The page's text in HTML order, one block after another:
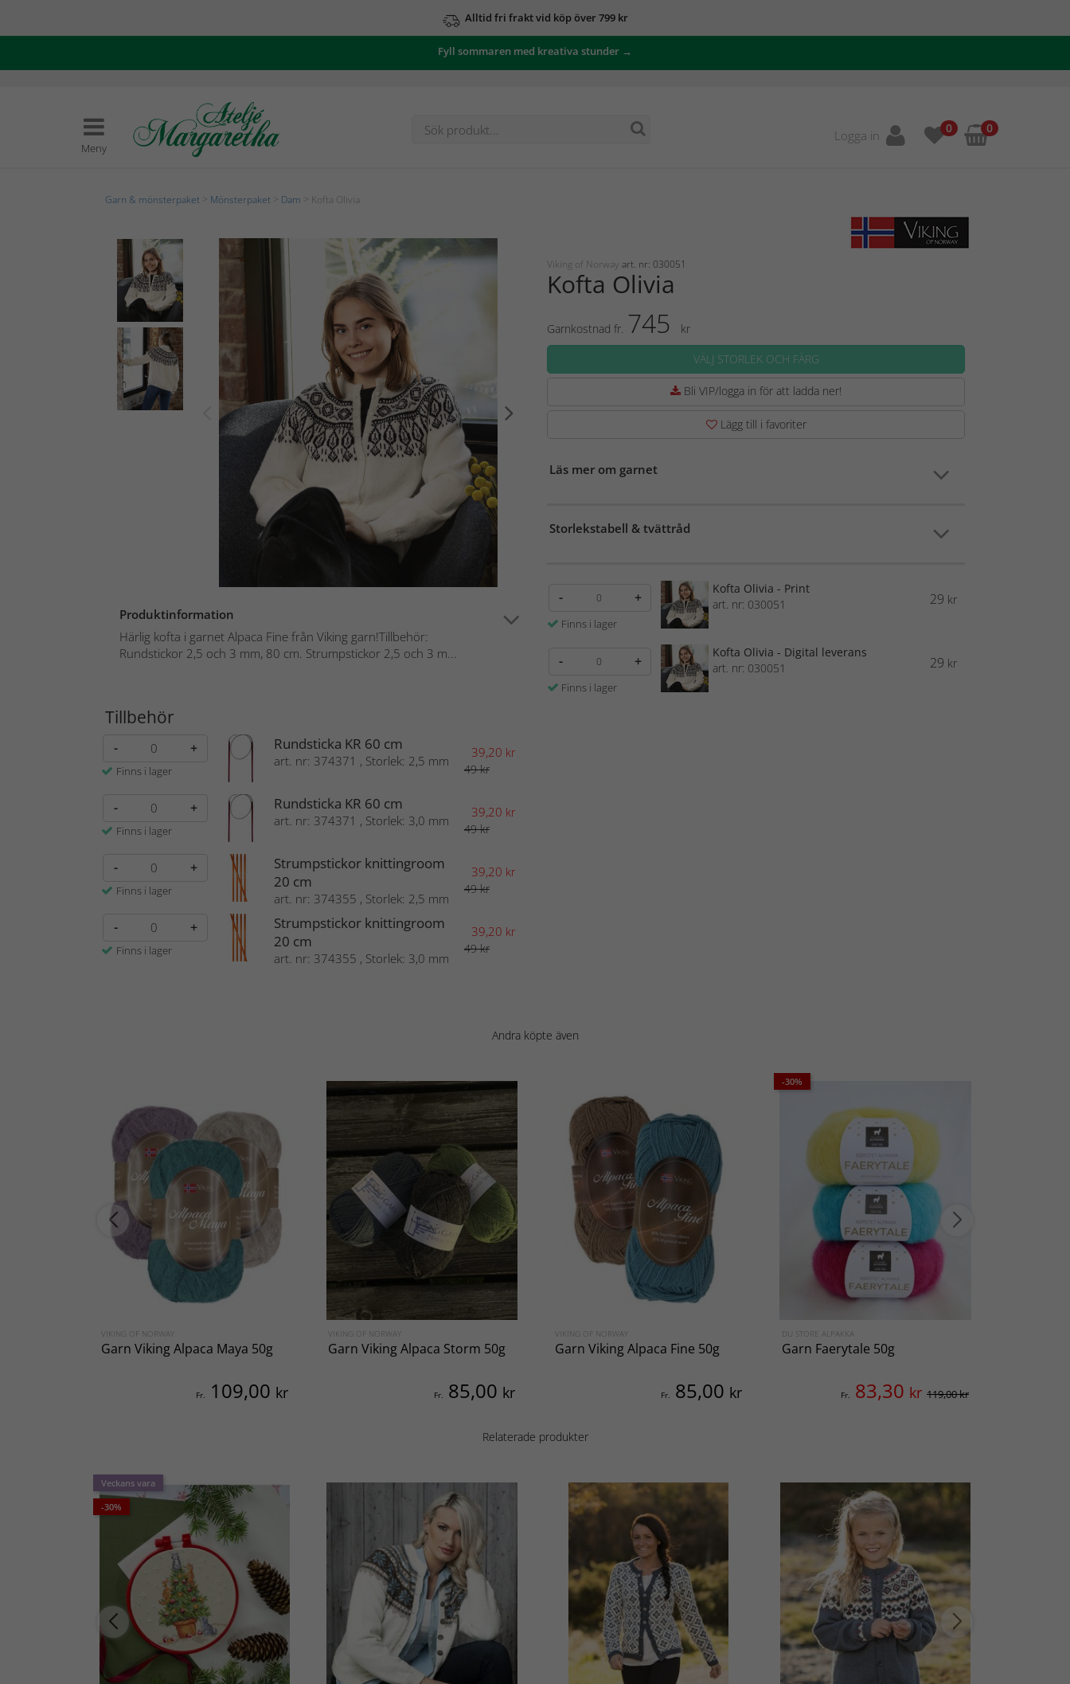
Alltid fri frakt vid köp över 799 kr
Fyll sommaren med kreativa stunder →
Meny
Logga in 0 0
Garn & mönsterpaket Mönsterpaket Dam > Kofta Olivia
Produktinformation
Härlig kofta i garnet Alpaca Fine från Viking garn!Tillbehör:
Rundstickor 2,5 och 3 mm, 80 cm. Strumpstickor 2,5 och 3 m...
Viking of Norway art. nr: 030051
Kofta Olivia
Garnkostnad fr. 745
kr
VÄLJ STORLEK OCH FÄRG
Bli VIP/logga in för att ladda ner!
Lägg till i favoriter
Läs mer om garnet
Storlekstabell & tvättråd
- +
Finns i lager
Kofta Olivia - Print
art. nr: 030051
29 kr
- +
Finns i lager
Kofta Olivia - Digital leverans
art. nr: 030051
29 kr
Tillbehör
- +
Finns i lager
Rundsticka KR 60 cm
art. nr: 374371 , Storlek: 2,5 mm
39,20 kr
49 kr
- +
Finns i lager
Rundsticka KR 60 cm
art. nr: 374371 , Storlek: 3,0 mm
39,20 kr
49 kr
- +
Finns i lager
Strumpstickor knittingroom
20 cm
art. nr: 374355 , Storlek: 2,5 mm
39,20 kr
49 kr
- +
Finns i lager
Strumpstickor knittingroom
20 cm
art. nr: 374355 , Storlek: 3,0 mm
39,20 kr
49 kr
Andra köpte även
VIKING OF NORWAY
Garn Viking Alpaca Maya 50g
Fr. 109,00 kr
VIKING OF NORWAY
Garn Viking Alpaca Storm 50g
Fr. 85,00 kr
VIKING OF NORWAY
Garn Viking Alpaca Fine 50g
Fr. 85,00 kr
-30%
DU STORE ALPAKKA
Garn Faerytale 50g
Fr. 83,30 kr 119,00 kr
Relaterade produkter
Veckans vara
-30%